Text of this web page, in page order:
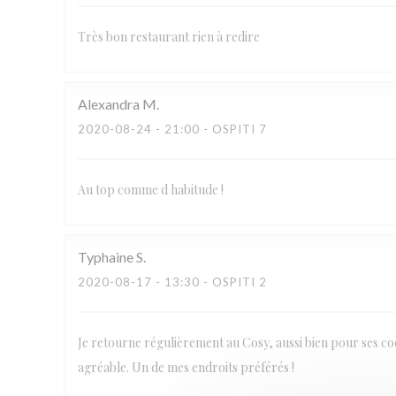
Très bon restaurant rien à redire
Alexandra M
2020-08-24 - 21:00 - OSPITI 7
Au top comme d habitude !
TyphaineS
2020-08-17 - 13:30 - OSPITI 2
Je retourne régulièrement au Cosy, aussi bien pour ses
agréable. Un de mes endroits préférés !